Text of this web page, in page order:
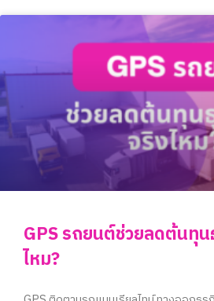
GPS รถยนต์ช่วยลดต้นทุน
ไหม?